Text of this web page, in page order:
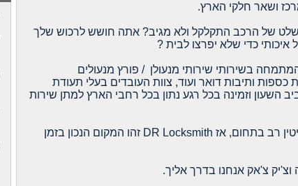
השלט של הרכב התקלקל ולא מגיב? אתה חושש לרכוש שלך
איכותי כדי שלא יפרצו לבית ?
ותיבות דואר ועוד, צוות העובדים בעלי תעודת
השעון וזמינה בכל רגע נתון בכל רחבי הארץ למתן שירות
אז אם אתה מעוניין בבעל מקצוע ותיק עם מוניטין רב בתחום, אז DR Locksmith זהו המקום הנכון בזמן
צ'אק אנחנו בדרך אליך.